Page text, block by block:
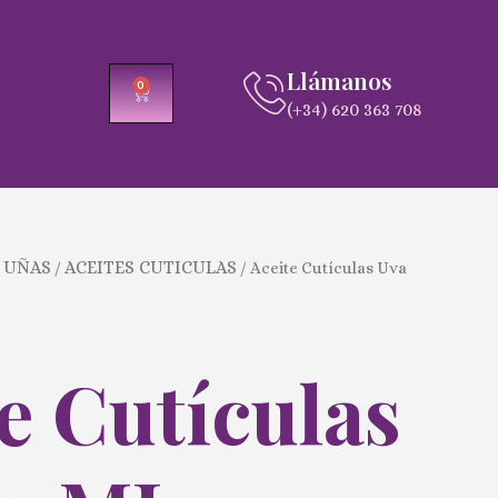
0
CARRITO
Llámanos
(+34) 620 363 708
/ ACEITES CUTICULAS / Aceite Cutículas Uva
Cutículas